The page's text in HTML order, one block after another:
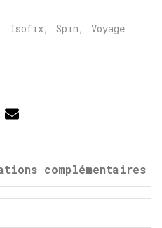
Isofix, Spin,
Voyage
complémentaires